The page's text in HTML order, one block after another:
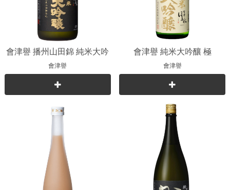
會津譽 播州山田錦 純米大吟
釀
會津譽
會津譽 純米大吟釀 極
會津譽